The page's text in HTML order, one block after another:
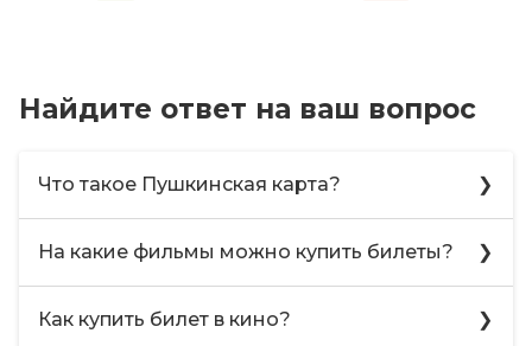
Найдите ответ на ваш вопрос
Что такое Пушкинская карта?
культурная программа «Пушкинская карта».
С ее помощью молодые люди в возрасте от
14 до 22 лет могут приобретать билеты в
На какие фильмы можно купить билеты?
при поддержке Министерства культуры РФ
Как купить билет в кино?